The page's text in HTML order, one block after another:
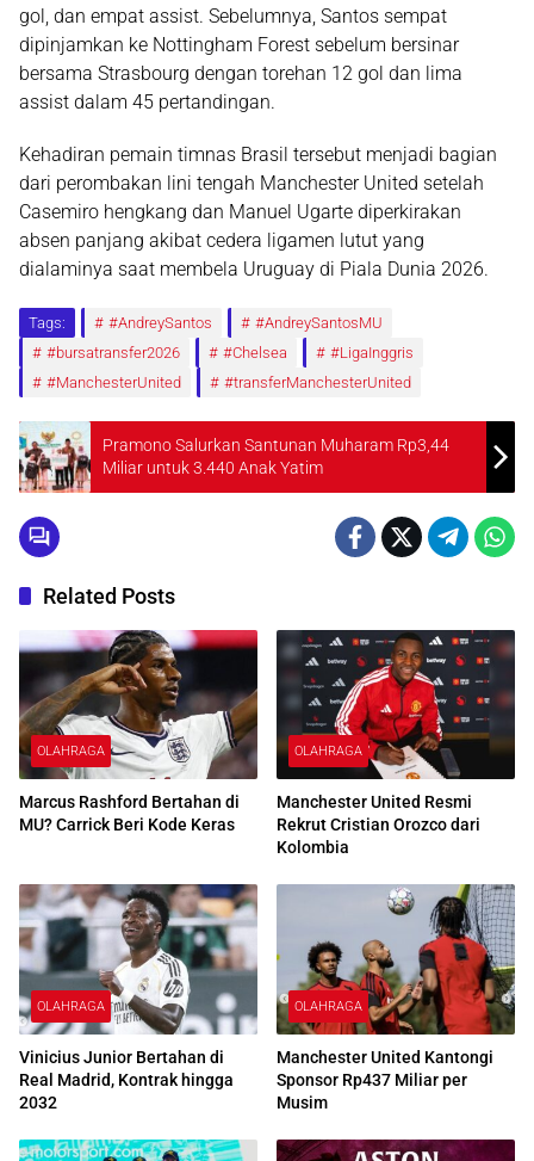
gol, dan empat assist. Sebelumnya, Santos sempat
dipinjamkan ke Nottingham Forest sebelum bersinar
bersama Strasbourg dengan torehan 12 gol dan lima
assist dalam 45 pertandingan.
Kehadiran pemain timnas Brasil tersebut menjadi bagian
dari perombakan lini tengah Manchester United setelah
Casemiro hengkang dan Manuel Ugarte diperkirakan
absen panjang akibat cedera ligamen lutut yang
dialaminya saat membela Uruguay di Piala Dunia 2026.
Tags: #AndreySantos
#AndreySantosMU
#bursatransfer2026
#Chelsea
#LigaInggris
#ManchesterUnited
#transferManchesterUnited
Pramono Salurkan Santunan Muharam Rp3,44
Miliar untuk 3.440 Anak Yatim
Related Posts
OLAHRAGA
Marcus Rashford Bertahan di
MU? Carrick Beri Kode Keras
OLAHRAGA
Manchester United Resmi
Rekrut Cristian Orozco dari
Kolombia
OLAHRAGA
Vinicius Junior Bertahan di
Real Madrid, Kontrak hingga
2032
OLAHRAGA
Manchester United Kantongi
Sponsor Rp437 Miliar per
Musim